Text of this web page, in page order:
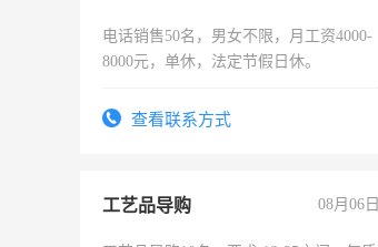
电话销售50名，男女不限，月工资4000-
8000元，单休，法定节假日休。
查看联系方式
工艺品导购 08月06日